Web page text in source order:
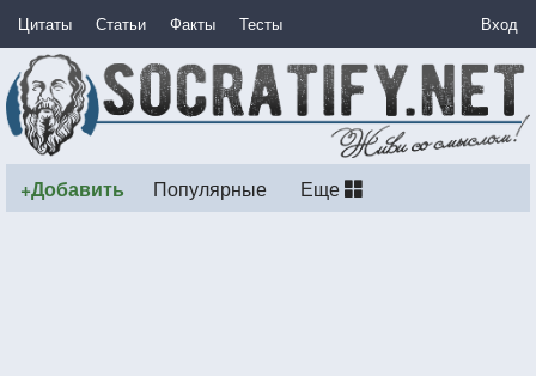
Цитаты Статьи Факты Тесты Вход
+Добавить Популярные Еще